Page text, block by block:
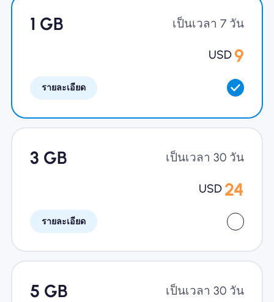
สำหรับธุรกิจ
1 GB เป็นเวลา 7 วัน
USD 9
รายละเอียด
3 GB เป็นเวลา 30 วัน
USD 24
รายละเอียด
5 GB เป็นเวลา 30 วัน